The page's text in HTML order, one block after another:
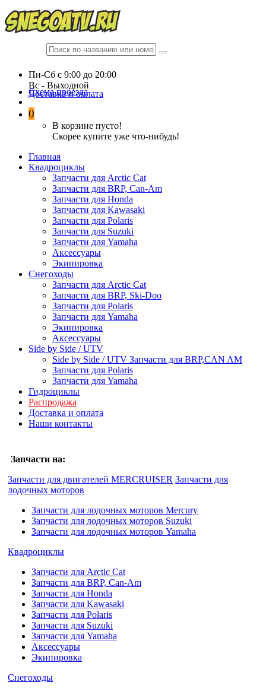
Пн-Сб c 9:00 до 20:00
Вc - Выходной
Схема проезда
Доставка и оплата
0
В корзине пусто!
Скорее купите уже что-нибудь!
Главная
Квадроциклы
Запчасти для Arctic Cat
Запчасти для BRP, Can-Am
Запчасти для Honda
Запчасти для Kawasaki
Запчасти для Polaris
Запчасти для Suzuki
Запчасти для Yamaha
Аксессуары
Экипировка
Снегоходы
Запчасти для Arctic Cat
Запчасти для BRP, Ski-Doo
Запчасти для Polaris
Запчасти для Yamaha
Экипировка
Аксессуары
Side by Side / UTV
Side by Side / UTV Запчасти для BRP,CAN AM
Запчасти для Polaris
Запчасти для Yamaha
Гидроциклы
Распродажа
Доставка и оплата
Наши контакты
Запчасти на:
Запчасти для двигателей MERCRUISER Запчасти для
лодочных моторов
Запчасти для лодочных моторов Mercury
Запчасти для лодочных моторов Suzuki
Запчасти для лодочных моторов Yamaha
Квадроциклы
Запчасти для Arctic Cat
Запчасти для BRP, Can-Am
Запчасти для Honda
Запчасти для Kawasaki
Запчасти для Polaris
Запчасти для Suzuki
Запчасти для Yamaha
Аксессуары
Экипировка
Снегоходы